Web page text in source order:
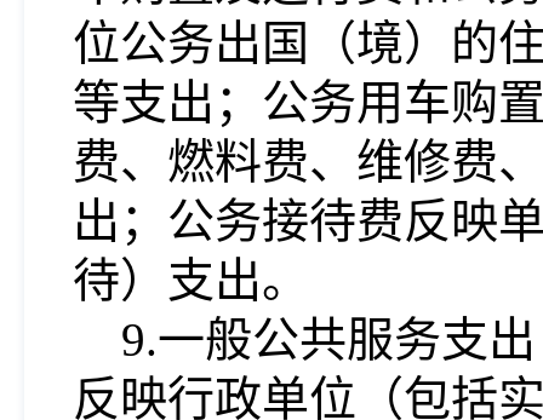
位公务出国（境）的
等支出；公务用车购
费、燃料费、维修费
出；公务接待费反映
待）支出。
9.一般公共服务支
反映行政单位（包括